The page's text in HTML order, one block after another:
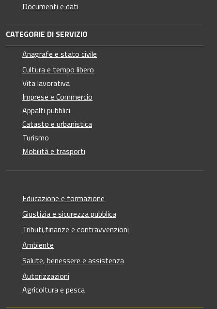
Documenti e dati
CATEGORIE DI SERVIZIO
Anagrafe e stato civile
Cultura e tempo libero
Vita lavorativa
Imprese e Commercio
Appalti pubblici
Catasto e urbanistica
Turismo
Mobilità e trasporti
Educazione e formazione
Giustizia e sicurezza pubblica
Tributi,finanze e contravvenzioni
Ambiente
Salute, benessere e assistenza
Autorizzazioni
Agricoltura e pesca